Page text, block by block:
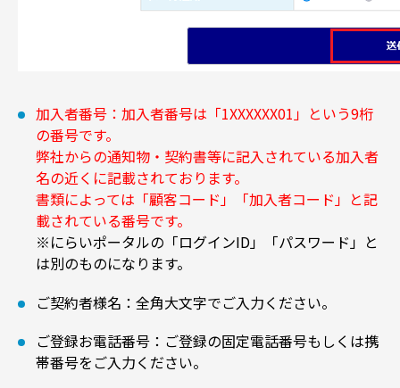
加入者番号：加入者番号は「1XXXXXX01」という9桁
の番号です。
弊社からの通知物・契約書等に記入されている加入者
名の近くに記載されております。
書類によっては「顧客コード」「加入者コード」と記
載されている番号です。
※にらいポータルの「ログインID」「パスワード」と
は別のものになります。
ご契約者様名：全角大文字でご入力ください。
ご登録お電話番号：ご登録の固定電話番号もしくは携
帯番号をご入力ください。